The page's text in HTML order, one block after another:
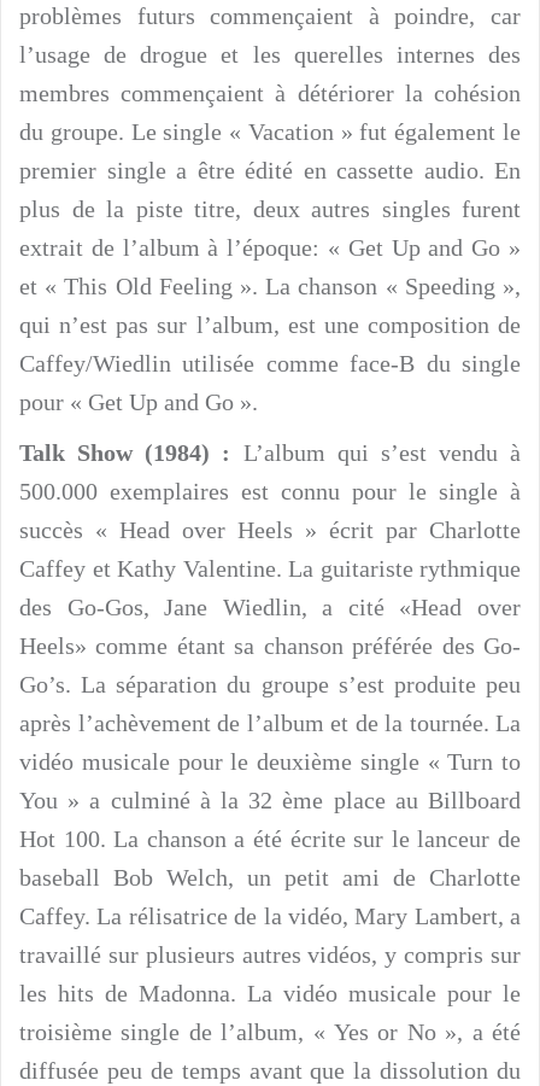
problèmes futurs commençaient à poindre, car
l’usage de drogue et les querelles internes des
membres commençaient à détériorer la cohésion
du groupe. Le single « Vacation » fut également le
premier single a être édité en cassette audio. En
plus de la piste titre, deux autres singles furent
extrait de l’album à l’époque: « Get Up and Go »
et « This Old Feeling ». La chanson « Speeding »,
qui n’est pas sur l’album, est une composition de
Caffey/Wiedlin utilisée comme face-B du single
pour « Get Up and Go ».
Talk Show (1984) : L’album qui s’est vendu à
500.000 exemplaires est connu pour le single à
succès « Head over Heels » écrit par Charlotte
Caffey et Kathy Valentine. La guitariste rythmique
des Go-Gos, Jane Wiedlin, a cité «Head over
Heels» comme étant sa chanson préférée des Go-
Go’s. La séparation du groupe s’est produite peu
après l’achèvement de l’album et de la tournée. La
vidéo musicale pour le deuxième single « Turn to
You » a culminé à la 32 ème place au Billboard
Hot 100. La chanson a été écrite sur le lanceur de
baseball Bob Welch, un petit ami de Charlotte
Caffey. La rélisatrice de la vidéo, Mary Lambert, a
travaillé sur plusieurs autres vidéos, y compris sur
les hits de Madonna. La vidéo musicale pour le
troisième single de l’album, « Yes or No », a été
diffusée peu de temps avant que la dissolution du